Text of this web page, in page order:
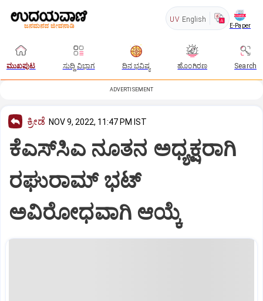
UV English
E-Paper
ಮುಖಪುಟ ಸುದ್ದಿ ವಿಭಾಗ ದಿನ ಭವಿಷ್ಯ ಹೊಂಗಿರಣ Search
ADVERTISEMENT
ಕ್ರೀಡೆ NOV 9, 2022, 11:47 PM IST
ಕೆಎಸ್‌ಸಿಎ ನೂತನ ಅಧ್ಯಕ್ಷರಾಗಿ
ರಘುರಾಮ್ ಭಟ್
ಅವಿರೋಧವಾಗಿ ಆಯ್ಕೆ